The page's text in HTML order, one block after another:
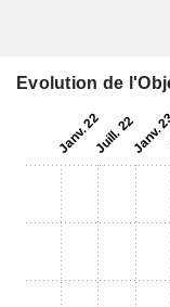
Evolution de